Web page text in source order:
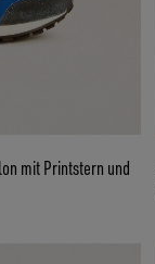
mit Printstern und